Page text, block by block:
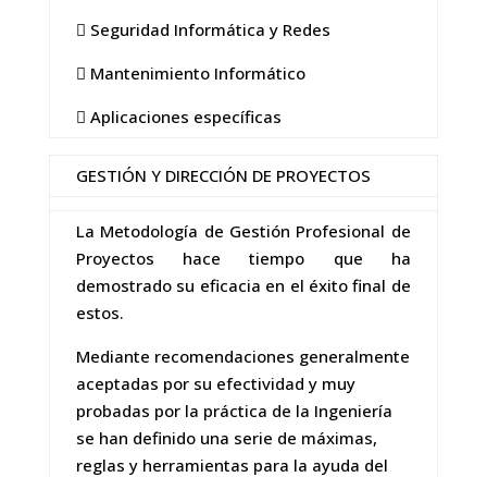
 Seguridad Informática y Redes
 Mantenimiento Informático
 Aplicaciones específicas
GESTIÓN Y DIRECCIÓN DE PROYECTOS
La Metodología de Gestión Profesional de
Proyectos hace tiempo que ha
demostrado su eficacia en el éxito final de
estos.
Mediante recomendaciones generalmente
aceptadas por su efectividad y muy
probadas por la práctica de la Ingeniería
se han definido una serie de máximas,
reglas y herramientas para la ayuda del